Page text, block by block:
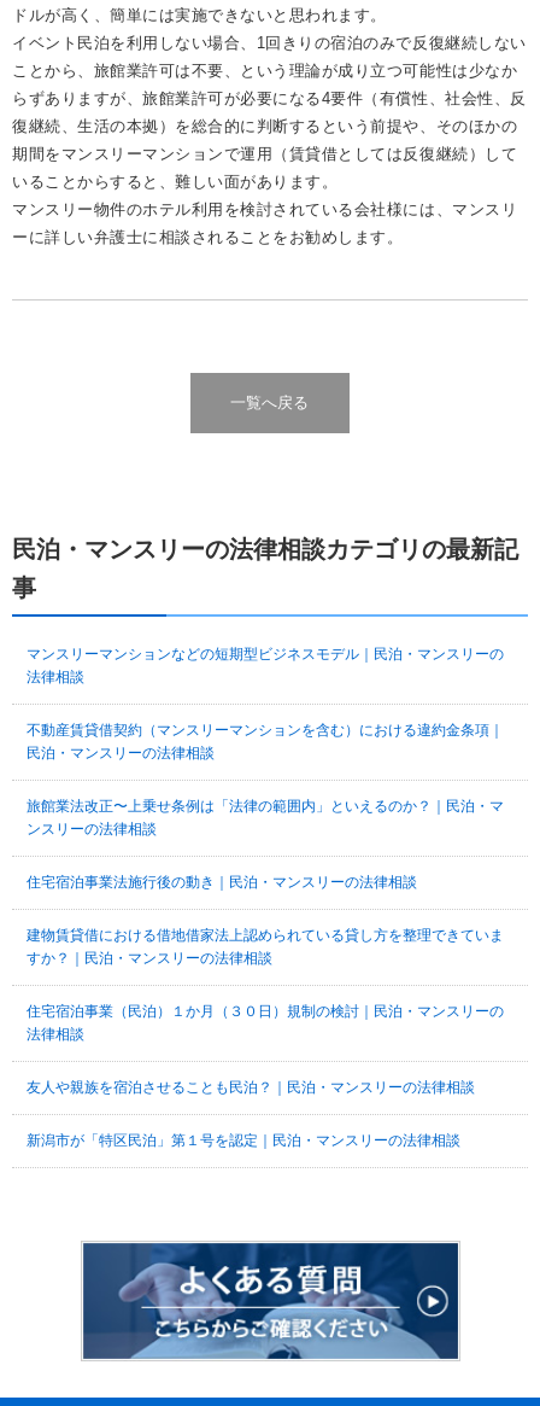
ドルが高く、簡単には実施できないと思われます。
イベント民泊を利用しない場合、1回きりの宿泊のみで反復継続しない
ことから、旅館業許可は不要、という理論が成り立つ可能性は少なか
らずありますが、旅館業許可が必要になる4要件（有償性、社会性、反
復継続、生活の本拠）を総合的に判断するという前提や、そのほかの
期間をマンスリーマンションで運用（賃貸借としては反復継続）して
いることからすると、難しい面があります。
マンスリー物件のホテル利用を検討されている会社様には、マンスリ
ーに詳しい弁護士に相談されることをお勧めします。
一覧へ戻る
民泊・マンスリーの法律相談カテゴリの最新記
事
マンスリーマンションなどの短期型ビジネスモデル｜民泊・マンスリーの
法律相談
不動産賃貸借契約（マンスリーマンションを含む）における違約金条項｜
民泊・マンスリーの法律相談
旅館業法改正〜上乗せ条例は「法律の範囲内」といえるのか？｜民泊・マ
ンスリーの法律相談
住宅宿泊事業法施行後の動き｜民泊・マンスリーの法律相談
建物賃貸借における借地借家法上認められている貸し方を整理できていま
すか？｜民泊・マンスリーの法律相談
住宅宿泊事業（民泊）１か月（３０日）規制の検討｜民泊・マンスリーの
法律相談
友人や親族を宿泊させることも民泊？｜民泊・マンスリーの法律相談
新潟市が「特区民泊」第１号を認定｜民泊・マンスリーの法律相談